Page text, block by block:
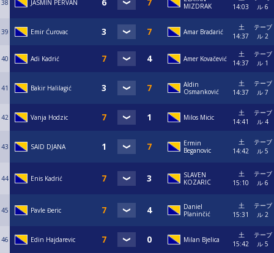
38 JASMIN PERVAN
MIZDRAK
14:03
ル 6
39 Emir Ćurovac Amar Bradarić
土
14:37
テーブ
ル 2
40 Adi Kadrić Amer Kovačević
土
14:37
テーブ
ル 1
41 Bakir Halilagić
Aldin
Osmanković
土
14:37
テーブ
ル 7
42 Vanja Hodzic Milos Micic
土
14:41
テーブ
ル 4
43 SAID DJANA
Ermin
Beganovic
土
14:42
テーブ
ル 5
44 Enis Kadrić
SLAVEN
KOZARIC
土
15:10
テーブ
ル 6
45 Pavle Đeric
Daniel
Planinčić
土
15:31
テーブ
ル 2
46 Edin Hajdarevic Milan Bjelica
土
15:42
テーブ
ル 5